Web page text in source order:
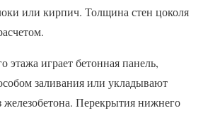
или кирпич. Толщина стен цоколя
этажа играет бетонная панель,
заливания или укладывают
Перекрытия нижнего